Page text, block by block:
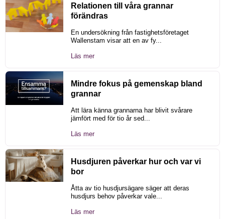
Relationen till våra grannar
förändras
En undersökning från fastighetsföretaget
Wallenstam visar att en av fy...
Läs mer
Mindre fokus på gemenskap bland
grannar
Att lära känna grannarna har blivit svårare
jämfört med för tio år sed...
Läs mer
Husdjuren påverkar hur och var vi
bor
Åtta av tio husdjursägare säger att deras
husdjurs behov påverkar vale...
Läs mer